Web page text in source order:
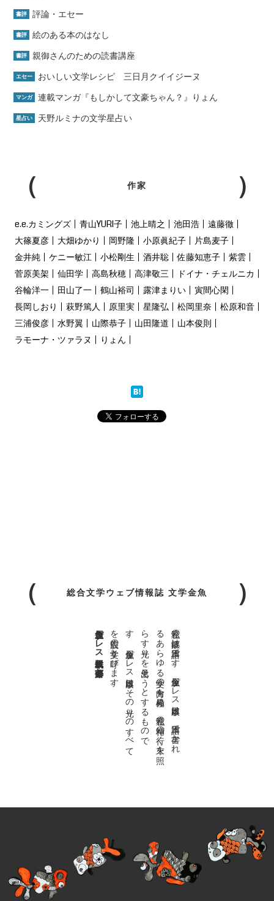
書評 評論・エセー
書評 絵のある本のはなし
書評 親御さんのための読書講座
エセー おいしい文学レシピ 三日月クイイジーヌ
マンガ 連載マンガ『もしかして文豪ちゃん？』りょん
星占い 天野ルミナの文学星占い
作家
e.e.カミングズ 青山YURI子 池上晴之 池田浩
遠藤徹
大篠夏彦
大畑ゆかり 岡野隆 小原眞紀子
片島麦子
金井純
ケニー敏江 小松剛生 酒井聡 佐藤知恵子
紫雲
菅原美架
仙田学 高島秋穂 高津敬三
ドイナ・チェルニカ
谷輪洋一
田山了一 鶴山裕司 露津まりい
寅間心閑
長岡しおり
萩野篤人 原里実 星隆弘 松岡里奈
松原和音
三浦俊彦
水野翼 山際恭子 山田隆道
山本俊則
ラモーナ・ツァラヌ
りょん
総合文学ウェブ情報誌 文学金魚
私達の
故郷は
日本語で
す
。
金魚屋プ
レ
ス
日本版は
、
日本語で
書か
れ
る
あ
ら
ゆ
る
文学の
方向を
見極め
、
私達の
精神の
行く
末を
照
ら
す
光り
を
見出そ
う
と
す
る
も
の
で
す
。
金魚屋プ
レ
ス
日本版は
そ
の
光り
の
す
べ
て
を
広義の
文学と
呼び
ま
す
。
金魚屋プレス日本版代表 齋藤都